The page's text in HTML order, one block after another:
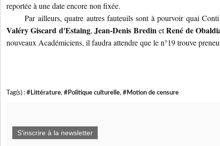
reportée à une date encore non fixée.
Par ailleurs, quatre autres fauteuils sont à pourvoir quai
Valéry Giscard d'Estaing,Jean-Denis Bredin etRené de
nouveaux Académiciens, il faudra attendre que le n°19 trouve
Tag(s) : #Littérature, #Politique culturelle, #Motion de censure
S'inscrire à la newsletter